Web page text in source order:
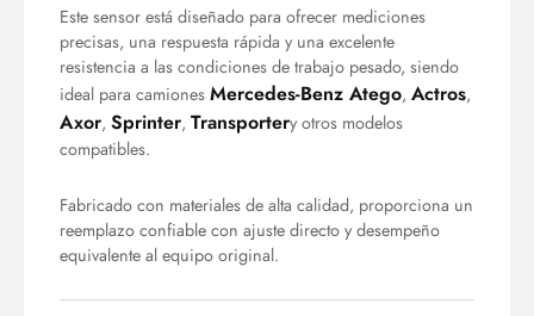
Este sensor está diseñado para ofrecer mediciones
precisas, una respuesta rápida y una excelente
resistencia a las condiciones de trabajo pesado, siendo
ideal para camiones Mercedes-Benz Atego, Actros,
Axor, Sprinter, Transportery otros modelos
compatibles.
Fabricado con materiales de alta calidad, proporciona un
reemplazo confiable con ajuste directo y desempeño
equivalente al equipo original.